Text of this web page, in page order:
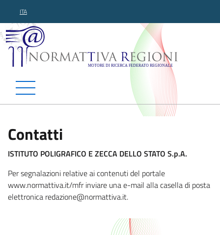
ITA
Normattiva Regioni -
Contatti
ISTITUTO POLIGRAFICO E ZECCA DELLO STATO S.p.A.
Per segnalazioni relative ai contenuti del portale
www.normattiva.it/mfr inviare una e-mail alla casella di posta
elettronica redazione@normattiva.it.